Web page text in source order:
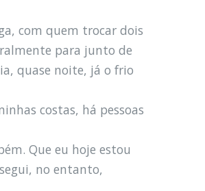
com quem trocar dois
para junto de
quase noite, já o frio
costas, há pessoas
Que eu hoje estou
no entanto,